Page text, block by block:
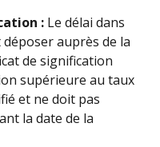
: Le délai dans
auprès de la
de signification
supérieure au taux
et ne doit pas
la date de la